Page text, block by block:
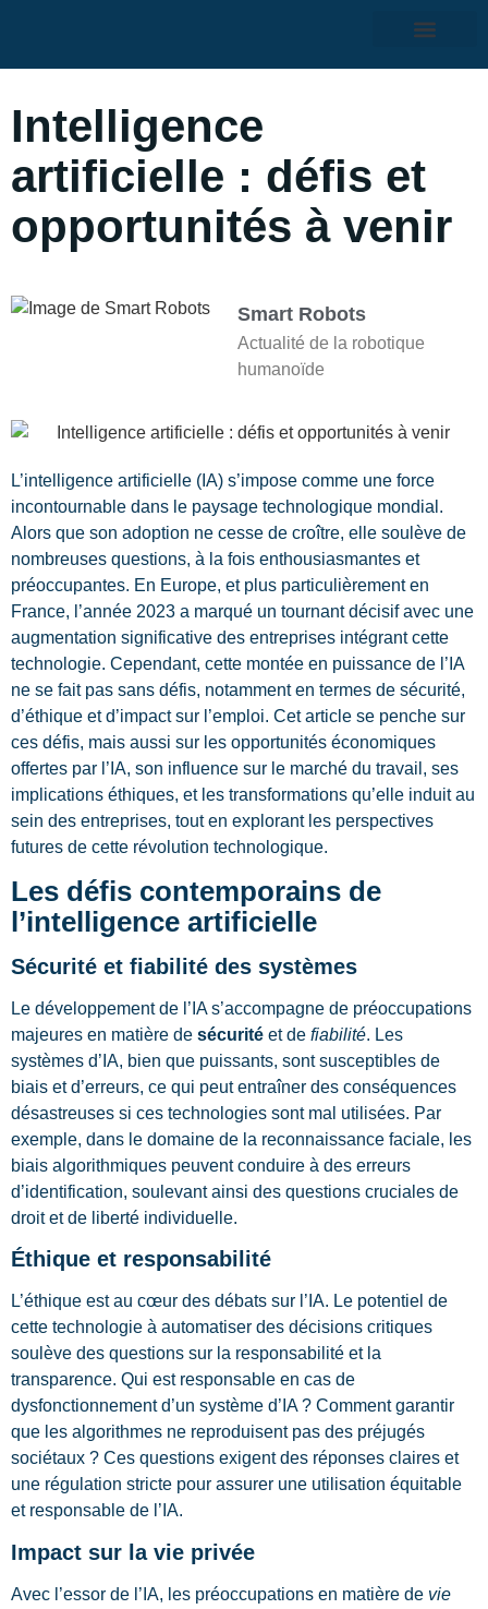
Intelligence
artificielle : défis et
opportunités à venir
Smart Robots
Actualité de la robotique
humanoïde
L’intelligence artificielle (IA) s’impose comme une force
incontournable dans le paysage technologique mondial.
Alors que son adoption ne cesse de croître, elle soulève de
nombreuses questions, à la fois enthousiasmantes et
préoccupantes. En Europe, et plus particulièrement en
France, l’année 2023 a marqué un tournant décisif avec une
augmentation significative des entreprises intégrant cette
technologie. Cependant, cette montée en puissance de l’IA
ne se fait pas sans défis, notamment en termes de sécurité,
d’éthique et d’impact sur l’emploi. Cet article se penche sur
ces défis, mais aussi sur les opportunités économiques
offertes par l’IA, son influence sur le marché du travail, ses
implications éthiques, et les transformations qu’elle induit au
sein des entreprises, tout en explorant les perspectives
futures de cette révolution technologique.
Les défis contemporains de
l’intelligence artificielle
Sécurité et fiabilité des systèmes
Le développement de l’IA s’accompagne de préoccupations
majeures en matière de sécurité et de fiabilité. Les
systèmes d’IA, bien que puissants, sont susceptibles de
biais et d’erreurs, ce qui peut entraîner des conséquences
désastreuses si ces technologies sont mal utilisées. Par
exemple, dans le domaine de la reconnaissance faciale, les
biais algorithmiques peuvent conduire à des erreurs
d’identification, soulevant ainsi des questions cruciales de
droit et de liberté individuelle.
Éthique et responsabilité
L’éthique est au cœur des débats sur l’IA. Le potentiel de
cette technologie à automatiser des décisions critiques
soulève des questions sur la responsabilité et la
transparence. Qui est responsable en cas de
dysfonctionnement d’un système d’IA ? Comment garantir
que les algorithmes ne reproduisent pas des préjugés
sociétaux ? Ces questions exigent des réponses claires et
une régulation stricte pour assurer une utilisation équitable
et responsable de l’IA.
Impact sur la vie privée
Avec l’essor de l’IA, les préoccupations en matière de vie